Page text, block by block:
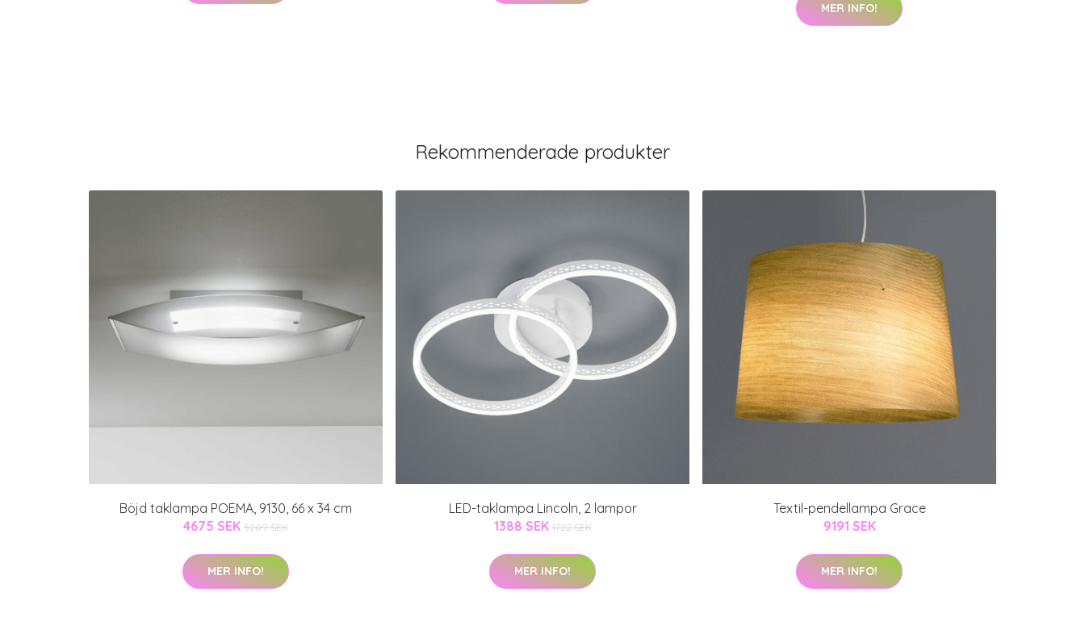
MER INFO!
Rekommenderade produkter
Böjd taklampa POEMA, 9130, 66 x 34 cm
4675 SEK 5209 SEK
MER INFO!
LED-taklampa Lincoln, 2 lampor
1388 SEK 1722 SEK
MER INFO!
Textil-pendellampa Grace
9191 SEK
MER INFO!